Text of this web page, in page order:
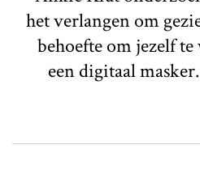
het verlangen om
behoefte om jezelf
een digitaal masker.